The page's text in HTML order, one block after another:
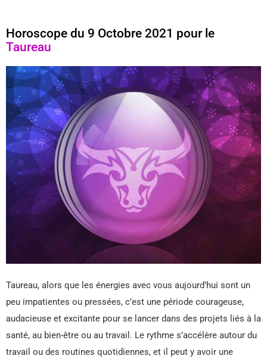
Horoscope du 9 Octobre 2021 pour le
Taureau
Taureau, alors que les énergies avec vous aujourd’hui sont un
peu impatientes ou pressées, c’est une période courageuse,
audacieuse et excitante pour se lancer dans des projets liés à la
santé, au bien-être ou au travail. Le rythme s’accélère autour du
travail ou des routines quotidiennes, et il peut y avoir une